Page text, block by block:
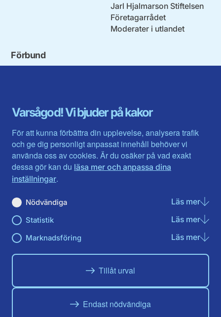
Varsågod! Vi bjuder på kakor
För att kunna förbättra din upplevelse, analysera trafik
och ge dig personligt anpassat innehåll behöver vi
använda oss av cookies. Är du osäker på vad exakt
dessa gör kan du läsa mer och anpassa dina
inställningar.
Nödvändiga Läs merom
Statistik Läs merom
Marknadsföring Läs merom
Tillåt urval
Endast nödvändiga
Jarl Hjalmarson Stiftelsen
Företagarrådet
Moderater i utlandet
Förbund
Gävleborg
Halland
Jämtlands län
Jönköpings län
Kalmar län
Kronobergs län
Norrbotten
Skåne län
Värmlands län
Västerbotten
Västra Götaland
Västernorrland
Västmanland
Örebro län
Östergötland
Du hittar oss här på sociala medier
Facebook
Instagram